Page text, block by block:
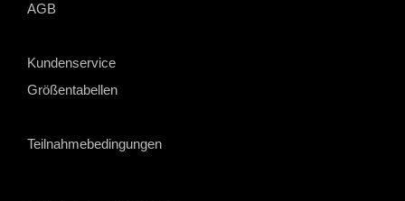
AGB
Kundenservice
Größentabellen
Teilnahmebedingungen